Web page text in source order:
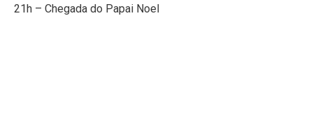
21h – Chegada do Papai Noel